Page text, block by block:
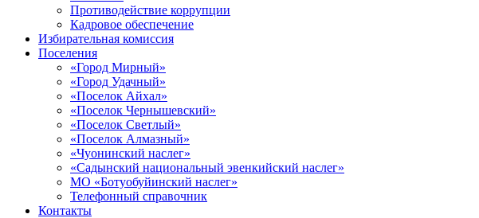
Противодействие коррупции
Кадровое обеспечение
Избирательная комиссия
Поселения
«Город Мирный»
«Город Удачный»
«Поселок Айхал»
«Поселок Чернышевский»
«Поселок Светлый»
«Поселок Алмазный»
«Чуонинский наслег»
«Садынский национальный эвенкийский наслег»
МО «Ботуобуйинский наслег»
Телефонный справочник
Контакты